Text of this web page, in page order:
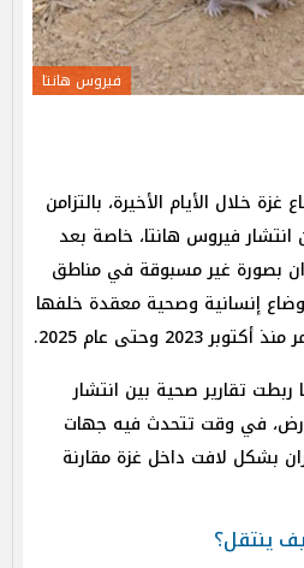
فيروس هانتا
خلال الأيام الأخيرة، بالتزامن
انتشار فيروس هانتا، خاصة بعد
بصورة غير مسبوقة في مناطق
إنسانية وصحية معقدة خلفها
وحتى عام 2025.
ربطت تقارير صحية بين انتشار
في وقت تتحدث فيه جهات
بشكل لافت داخل غزة مقارنة
ينتقل؟